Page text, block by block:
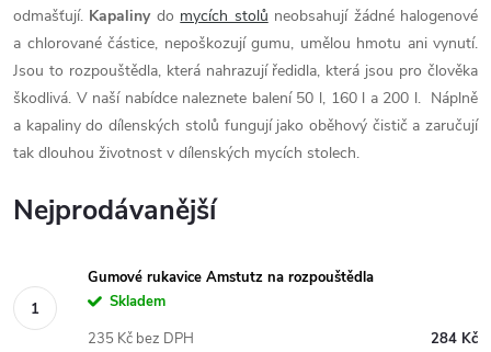
odmašťují. Kapalinydo mycích stolů neobsahují žádné halogenové
a chlorované částice, nepoškozují gumu, umělou hmotu ani vynutí.
Jsou to rozpouštědla, která nahrazují ředidla, která jsou pro člověka
škodlivá. V naší nabídce naleznete balení 50 l, 160 l a 200 l. Náplně
a kapaliny do dílenských stolů fungují jako oběhový čistič a zaručují
tak dlouhou životnost v dílenských mycích stolech.
Nejprodávanější
Gumové rukavice Amstutz na rozpouštědla
Skladem
284 Kč
235 Kč bez DPH